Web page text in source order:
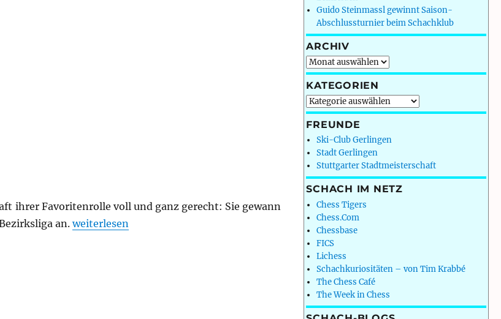
ihrer Favoritenrolle voll und ganz gerecht: Sie gewann
an.„Bezirksliga Stuttgart 2024/25: Runde 3/9“
weiterlesen
Guido Steinmassl gewinnt Saison-
Abschlussturnier beim Schachklub
ARCHIV
Archiv
KATEGORIEN
Kategorien
FREUNDE
Ski-Club Gerlingen
Stadt Gerlingen
Stuttgarter Stadtmeisterschaft
SCHACH IM NETZ
Chess Tigers
Chess.Com
Chessbase
FICS
Lichess
Schachkuriositäten – von Tim Krabbé
The Chess Café
The Week in Chess